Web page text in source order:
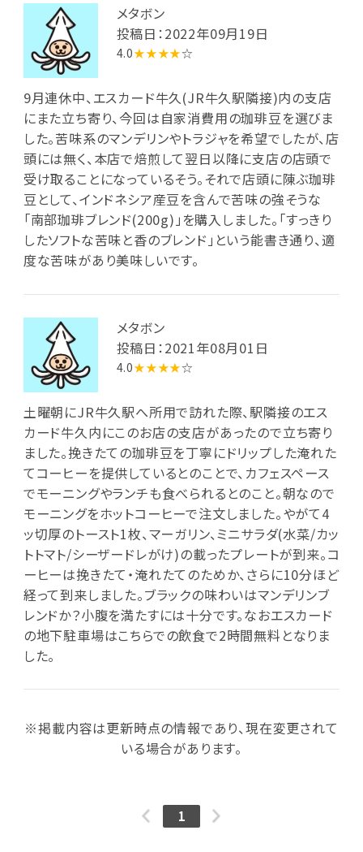
メタボン
投稿日：2022年09月19日
4.0★★★★☆
9月連休中、エスカード牛久(JR牛久駅隣接)内の支店
にまた立ち寄り、今回は自家消費用の珈琲豆を選びま
した。苦味系のマンデリンやトラジャを希望でしたが、店
頭には無く、本店で焙煎して翌日以降に支店の店頭で
受け取ることになっているそう。それで店頭に陳ぶ珈琲
豆として、インドネシア産豆を含んで苦味の強そうな
「南部珈琲ブレンド(200g)」を購入しました。「すっきり
したソフトな苦味と香のブレンド」という能書き通り、適
度な苦味があり美味しいです。
メタボン
投稿日：2021年08月01日
4.0★★★★☆
土曜朝にJR牛久駅へ所用で訪れた際、駅隣接のエス
カード牛久内にこのお店の支店があったので立ち寄り
ました。挽きたての珈琲豆を丁寧にドリップした淹れた
てコーヒーを提供しているとのことで、カフェスペース
でモーニングやランチも食べられるとのこと。朝なので
モーニングをホットコーヒーで注文しました。やがて4
ッ切厚のトースト1枚、マーガリン、ミニサラダ(水菜/カッ
トトマト/シーザードレがけ)の載ったプレートが到来。コ
ーヒーは挽きたて・淹れたてのためか、さらに10分ほど
経って到来しました。ブラックの味わいはマンデリンブ
レンドか？小腹を満たすには十分です。なおエスカード
の地下駐車場はこちらでの飲食で2時間無料となりま
した。
※掲載内容は更新時点の情報であり、現在変更されて
いる場合があります。
1